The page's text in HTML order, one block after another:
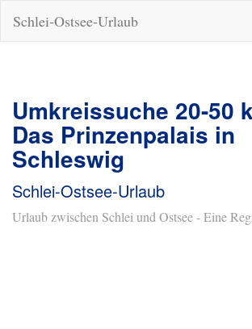
Schlei-Ostsee-Urlaub
Umkreissuche 20-50
Das Prinzenpalais in
Schleswig
Schlei-Ostsee-Urlaub
Urlaub zwischen Schlei und Ostsee - Eine